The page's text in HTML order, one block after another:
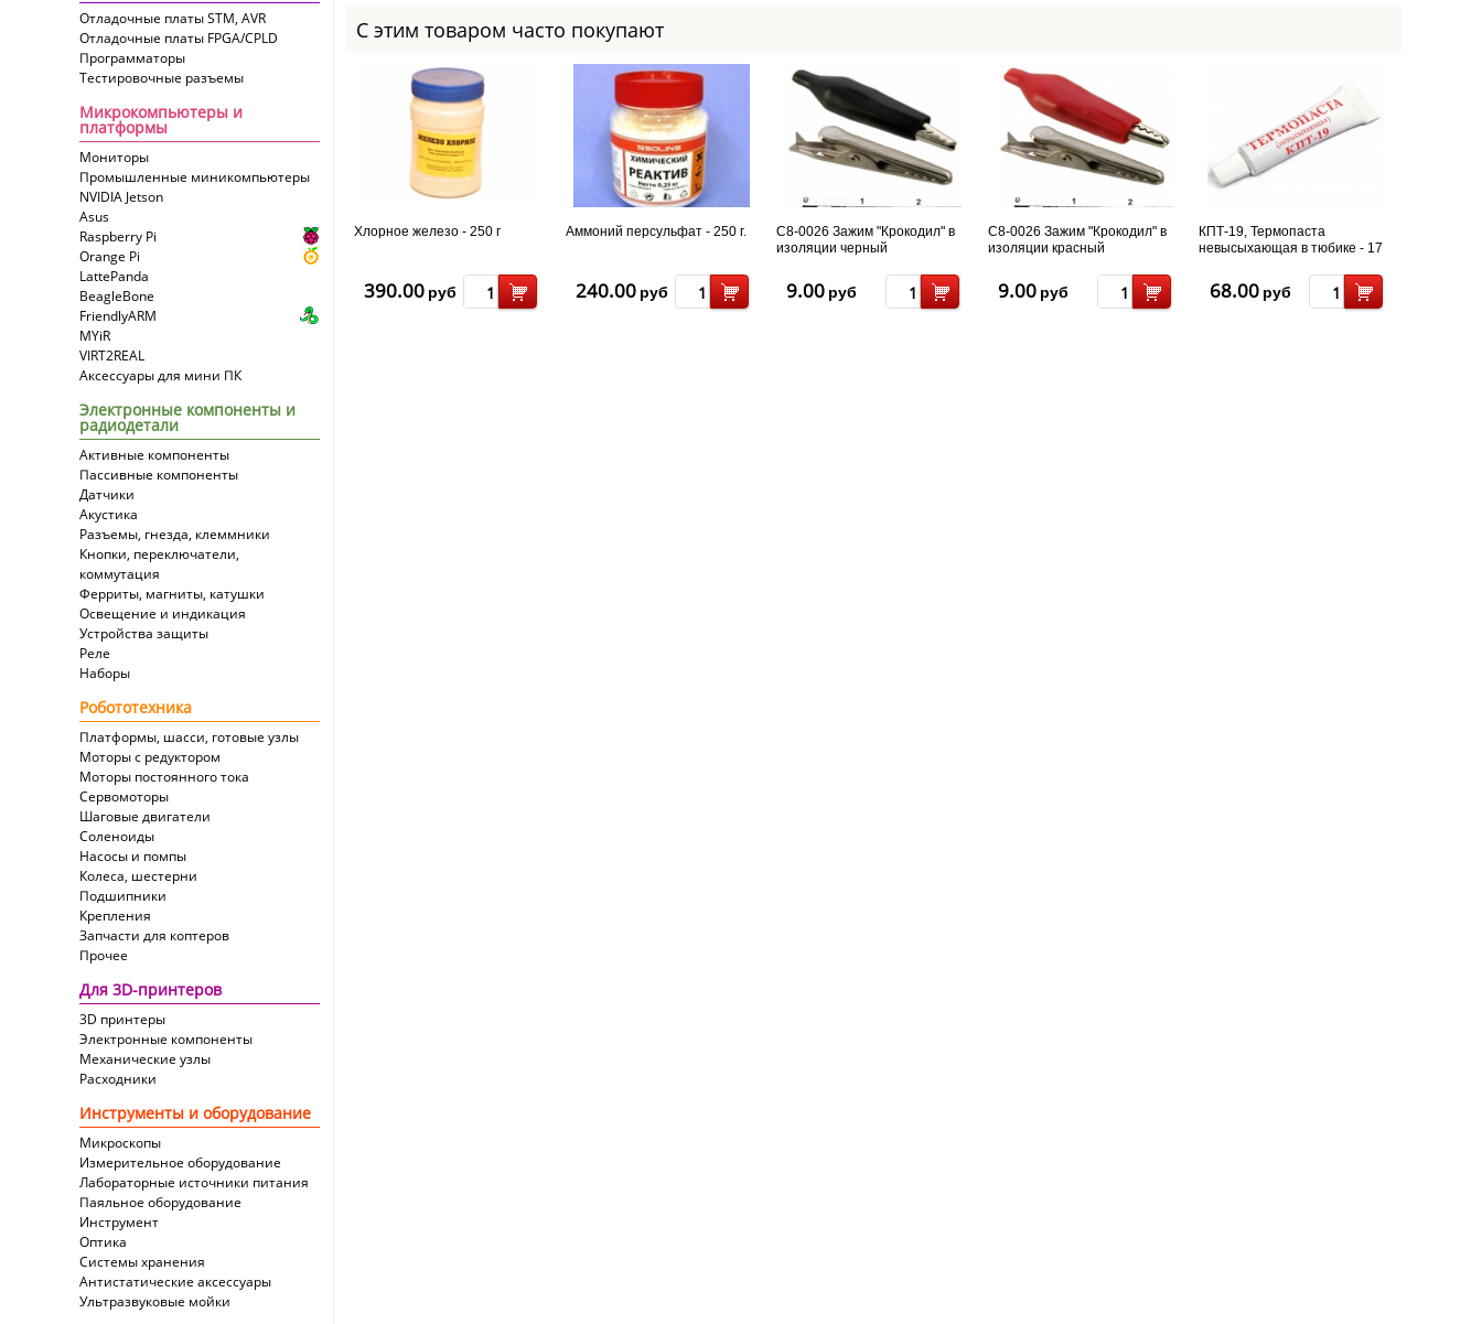
Отладочные платы STM, AVR
Отладочные платы FPGA/CPLD
Программаторы
Тестировочные разъемы
Микрокомпьютеры и
платформы
Мониторы
Промышленные миникомпьютеры
NVIDIA Jetson
Asus
Raspberry Pi
Orange Pi
LattePanda
BeagleBone
FriendlyARM
MYiR
VIRT2REAL
Аксессуары для мини ПК
Электронные компоненты и
радиодетали
Активные компоненты
Пассивные компоненты
Датчики
Акустика
Разъемы, гнезда, клеммники
Кнопки, переключатели,
коммутация
Ферриты, магниты, катушки
Освещение и индикация
Устройства защиты
Реле
Наборы
Робототехника
Платформы, шасси, готовые узлы
Моторы с редуктором
Моторы постоянного тока
Сервомоторы
Шаговые двигатели
Соленоиды
Насосы и помпы
Колеса, шестерни
Подшипники
Крепления
Запчасти для коптеров
Прочее
Для 3D-принтеров
3D принтеры
Электронные компоненты
Механические узлы
Расходники
Инструменты и оборудование
Микроскопы
Измерительное оборудование
Лабораторные источники питания
Паяльное оборудование
Инструмент
Оптика
Системы хранения
Антистатические аксессуары
Ультразвуковые мойки
С этим товаром часто покупают
Хлорное железо - 250 г
390.00 руб
Аммоний персульфат - 250 г.
240.00 руб
С8-0026 Зажим "Крокодил" в
изоляции черный
9.00 руб
С8-0026 Зажим "Крокодил" в
изоляции красный
9.00 руб
КПТ-19, Термопаста
невысыхающая в тюбике - 17
68.00 руб